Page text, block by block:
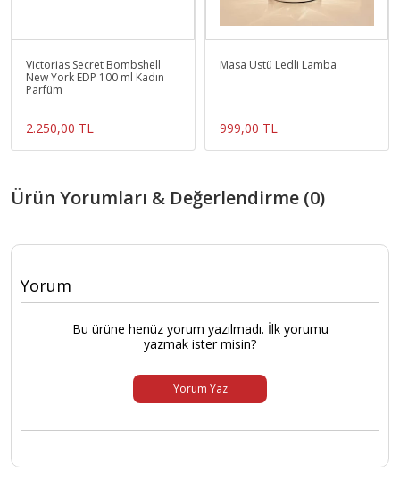
Victorias Secret Bombshell
New York EDP 100 ml Kadın
Parfüm
2.250,00 TL
Masa Üstü Ledli Lamba
999,00 TL
Ürün Yorumları & Değerlendirme (0)
Yorum
Bu ürüne henüz yorum yazılmadı. İlk yorumu
yazmak ister misin?
Yorum Yaz